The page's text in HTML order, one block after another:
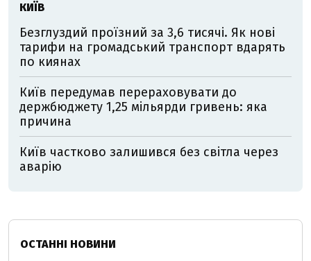
КИЇВ
Безглуздий проїзний за 3,6 тисячі. Як нові
тарифи на громадський транспорт вдарять
по киянах
Київ передумав перераховувати до
держбюджету 1,25 мільярди гривень: яка
причина
Київ частково залишився без світла через
аварію
ОСТАННІ НОВИНИ